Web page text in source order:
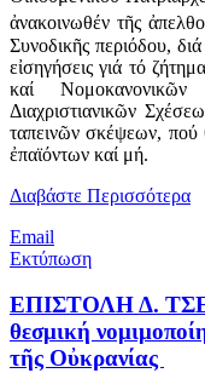
ἀνακοινωθέν τῆς
Συνοδικῆς περιόδου,
εἰσηγήσεις γιά τό
καί
Διαχριστιανικῶν
ταπεινῶν σκέψεων, πού
ἐπαϊόντων καί μή.
Διαβάστε Περισσότερα
Email
Εκτύπωση
ΕΠΙΣΤΟΛΗ Δ.
θεσμική
τῆς Οὐκρανίας